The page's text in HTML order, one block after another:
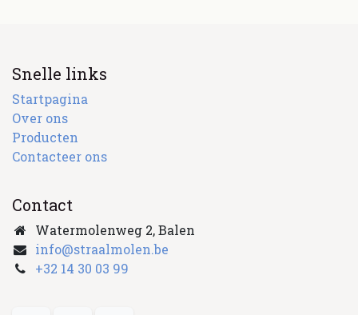
Snelle links
Startpagina
Over ons
Producten
Contacteer ons
Contact
Watermolenweg 2, Balen
info@straalmolen.be
+32 14 30 03 99